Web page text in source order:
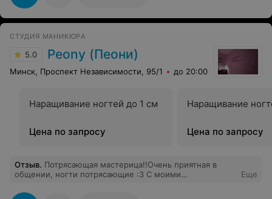
СТУДИЯ МАНИКЮРA
5.0 Peony (Пеони)
Минск, Проспект Независимости, 95/1 до 20:00
Наращивание ногтей до 1 см
Цена по запросу
Наращивание
Цена по запросу
Отзыв. Потрясающая мастерица!!Очень приятная в
общении, ногти потрясающие :3 С моими
идеально) всем рекомендую!!!
Еще